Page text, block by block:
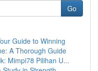
Go
Guide to Winning
A Thorough Guide
Mimpi78 Pilihan U...